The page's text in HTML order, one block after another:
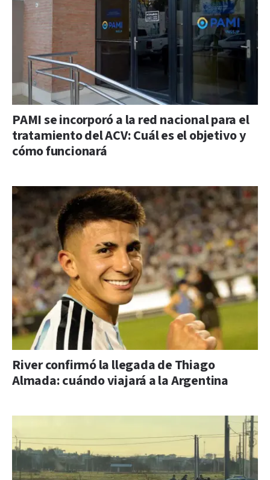
PAMI se incorporó a la red nacional para el
tratamiento del ACV: Cuál es el objetivo y
cómo funcionará
River confirmó la llegada de Thiago
Almada: cuándo viajará a la Argentina